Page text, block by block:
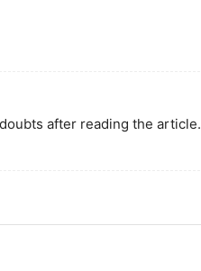
after reading the article.